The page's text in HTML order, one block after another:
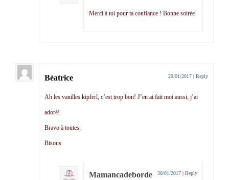
Merci à toi pour ta confiance ! Bonne soirée
Béatrice 29/01/2017 | Reply
Ah les vanilles kipferl, c’est trop bon! J’en ai fait moi aussi, j’ai
adoré!
Bravo à toutes.
Bisous
Mamancadeborde 30/01/2017 | Reply